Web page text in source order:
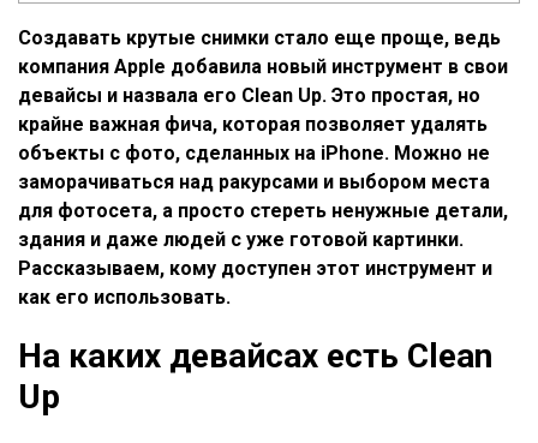
Создавать крутые снимки стало еще проще, ведь
компания Apple добавила новый инструмент в свои
девайсы и назвала его Clean Up. Это простая, но
крайне важная фича, которая позволяет удалять
объекты с фото, сделанных на iPhone. Можно не
заморачиваться над ракурсами и выбором места
для фотосета, а просто стереть ненужные детали,
здания и даже людей с уже готовой картинки.
Рассказываем, кому доступен этот инструмент и
как его использовать.
На каких девайсах есть Clean
Up